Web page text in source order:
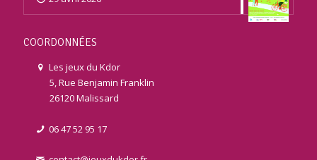
COORDONNÉES
Les jeux du Kdor
5, Rue Benjamin Franklin
26120 Malissard
06 47 52 95 17